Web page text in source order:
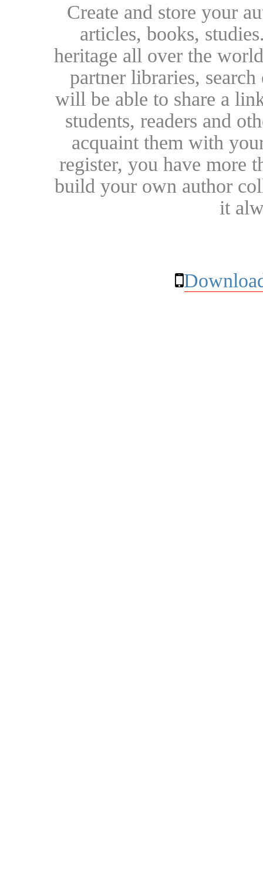
Create and store your
articles, books,
heritage all over the
partner libraries,
will be able to share a
students, readers and
acquaint them with
register, you have more
build your own author
it